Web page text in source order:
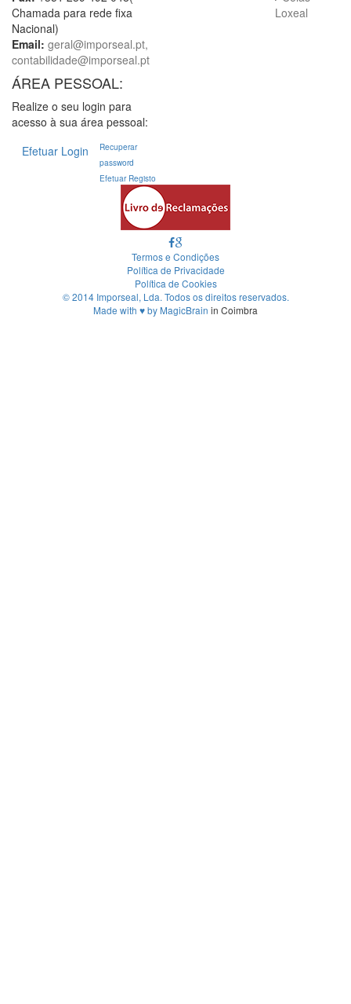
Chamada para rede fixa
Nacional)
Email: geral@imporseal.pt,
contabilidade@imporseal.pt
ÁREA PESSOAL:
Realize o seu login para
acesso à sua área pessoal:
Efetuar Login
Recuperar
password
Efetuar Registo
Loxeal
Termos e Condições
Política de Privacidade
Política de Cookies
© 2014 Imporseal, Lda. Todos os direitos reservados.
Made with ♥by MagicBrain in Coimbra